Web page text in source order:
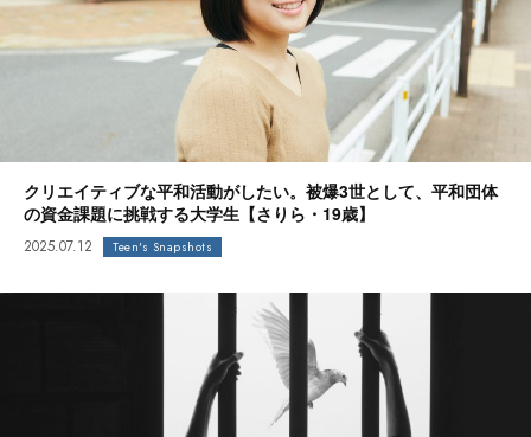
クリエイティブな平和活動がしたい。被爆3世として、平和団体
の資金課題に挑戦する大学生【さりら・19歳】
2025.07.12 Teen's Snapshots